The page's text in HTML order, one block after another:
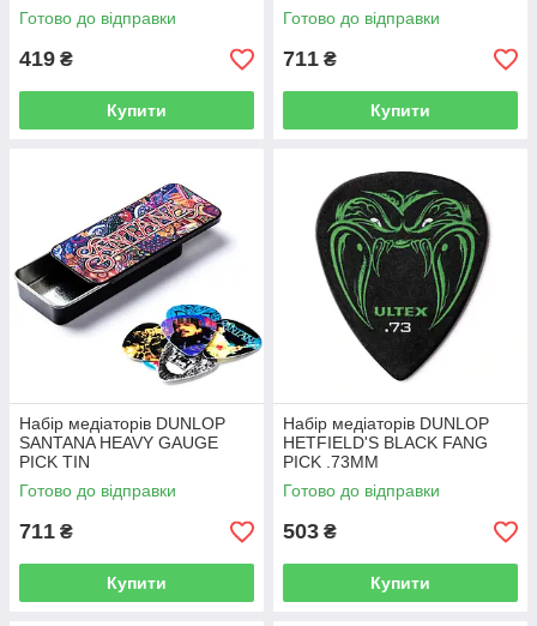
Готово до відправки
419 ₴
Купити
Готово до відправки
711 ₴
Купити
Набір медіаторів DUNLOP
SANTANA HEAVY GAUGE
PICK TIN
Готово до відправки
711 ₴
Купити
Набір медіаторів DUNLOP
HETFIELD'S BLACK FANG
PICK .73MM
Готово до відправки
503 ₴
Купити